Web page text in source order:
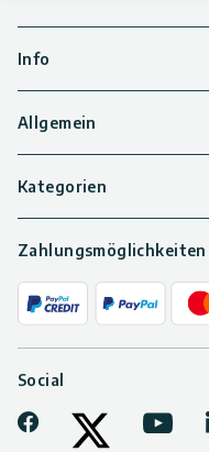
Info
Allgemein
Kategorien
Zahlungsmöglichkeiten
Social
Facebook